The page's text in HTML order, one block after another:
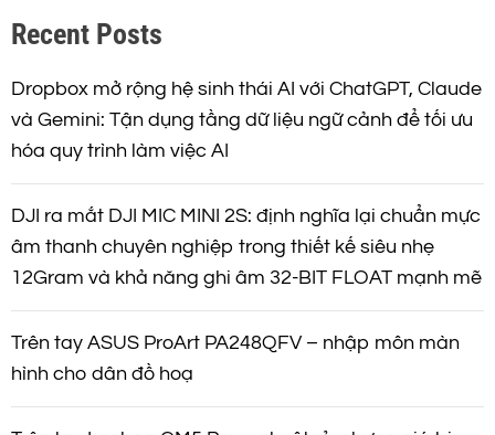
i
m
Recent Posts
Dropbox mở rộng hệ sinh thái AI với ChatGPT, Claude
và Gemini: Tận dụng tầng dữ liệu ngữ cảnh để tối ưu
hóa quy trình làm việc AI
DJI ra mắt DJI MIC MINI 2S: định nghĩa lại chuẩn mực
âm thanh chuyên nghiệp trong thiết kế siêu nhẹ
12Gram và khả năng ghi âm 32-BIT FLOAT mạnh mẽ
Trên tay ASUS ProArt PA248QFV – nhập môn màn
hình cho dân đồ hoạ